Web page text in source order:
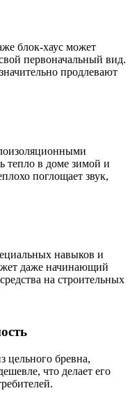
блок-хаус может
первоначальный вид.
продлевают
тепло в доме зимой и
поглощает звук,
навыков и
даже начинающий
на строительных
цельного бревна,
что делает его